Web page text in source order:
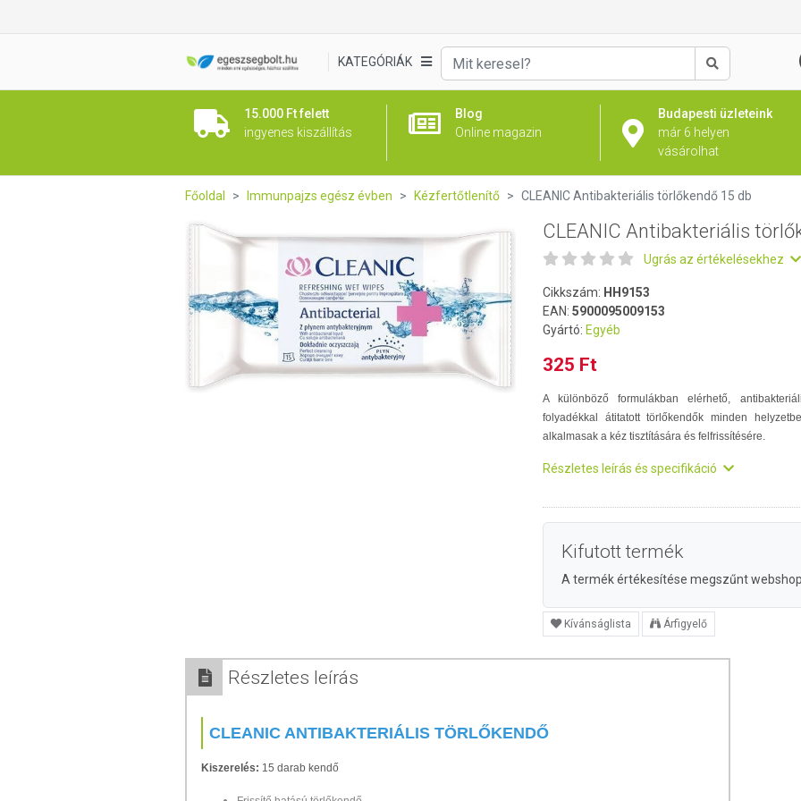
KATEGÓRIÁK
Keresés
15.000 Ft felett
ingyenes kiszállítás
Blog
Online magazin
Budapesti üzleteink
már 6 helyen
vásárolhat
Főoldal Immunpajzs egész évben Kézfertőtlenítő CLEANIC Antibakteriális törlőkendő 15 db
CLEANIC Antibakteriális
Ugrás az értékelésekhez
Cikkszám: HH9153
EAN: 5900095009153
Gyártó: Egyéb
325 Ft
A különböző formulákban elérhető,
folyadékkal átitatott törlőkendők minden
alkalmasak a kéz tisztítására és felfrissítésére.
Részletes leírás és specifikáció
Kifutott termék
A termék értékesítése megszűnt
Kívánságlista Árfigyelő
Részletes leírás
CLEANIC ANTIBAKTERIÁLIS TÖRLŐKENDŐ
Kiszerelés: 15 darab kendő